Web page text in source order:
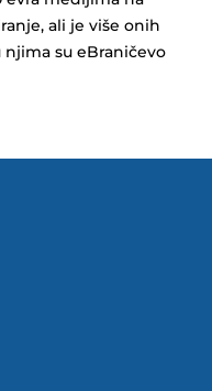
ali je više onih
su eBraničevo